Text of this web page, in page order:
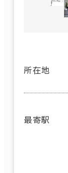
所在地
最寄駅